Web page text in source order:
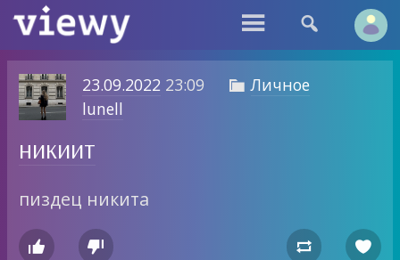
 
23.09.2022 23:09  Личное
lunell
никиит
пиздец никита
   